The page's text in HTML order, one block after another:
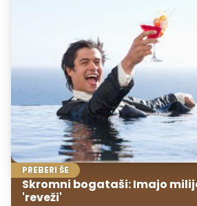
PREBERI ŠE
Skromni bogataši: Imajo
'reveži'